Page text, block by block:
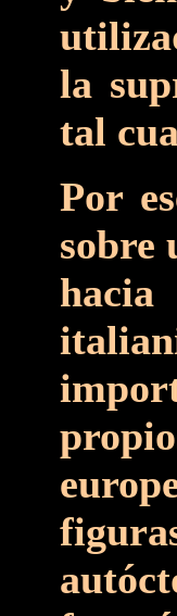
la
tal
Por
sobre